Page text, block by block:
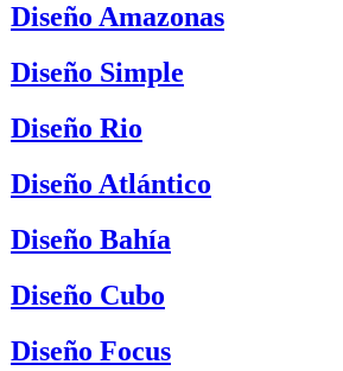
Diseño Amazonas
Diseño Simple
Diseño Rio
Diseño Atlántico
Diseño Bahía
Diseño Cubo
Diseño Focus